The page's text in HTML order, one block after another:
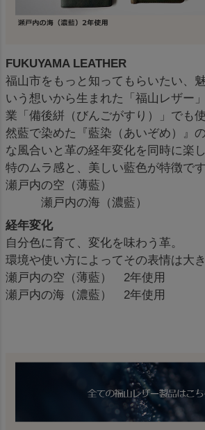
FUKUYAMA LEATHER
福山市をもっと知ってもらいたい、
いう想いから生まれた「福山レザー
業「備後絣（びんごがすり）」でも
然藍で染めた『藍染（あいぞめ）』
な風合いと革の経年変化を同時に楽
特のムラ感と、美しい藍色が特徴です
瀬戸内の空（薄藍）
瀬戸内の海（濃藍）
経年変化
自分色に育て、変化を味わう革。
環境や使い方によってその表情は大
瀬戸内の空（薄藍） 2年使用
瀬戸内の海（濃藍） 2年使用